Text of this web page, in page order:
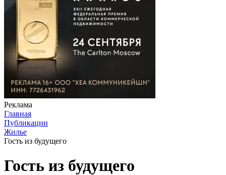
Реклама
Главная
Публикации
Жилье
Гость из будущего
Гость из будущего